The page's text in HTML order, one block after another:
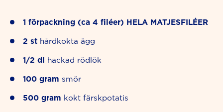
1 förpackning (ca 4 filéer) HELA MATJESFILÉER
2 st hårdkokta ägg
1/2 dl hackad rödlök
100 gram smör
500 gram kokt färskpotatis